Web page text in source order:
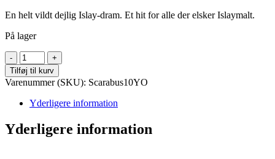
En helt vildt dejlig Islay-dram. Et hit for alle der elsker Islaymalt.
På lager
Hunter
Laing's
SCARABUS
–
10
Single
Malt
Tilføj til kurv
Varenummer (SKU): Scarabus10YO
Yderligere information
Yderligere information